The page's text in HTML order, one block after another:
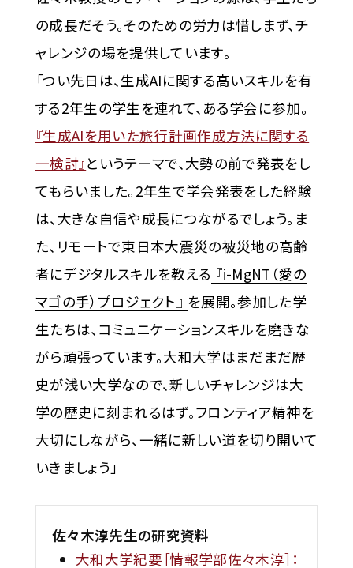
の成長だそう。そのための労力は惜しまず、チ
ャレンジの場を提供しています。
「つい先日は、生成AIに関する高いスキルを有
する2年生の学生を連れて、ある学会に参加。
『生成AIを用いた旅行計画作成方法に関する
一検討』というテーマで、大勢の前で発表をし
てもらいました。2年生で学会発表をした経験
は、大きな自信や成長につながるでしょう。ま
た、リモートで東日本大震災の被災地の高齢
者にデジタルスキルを教える 『i-MgNT（愛の
マゴの手）プロジェクト』 を展開。参加した学
生たちは、コミュニケーションスキルを磨きな
がら頑張っています。大和大学はまだまだ歴
史が浅い大学なので、新しいチャレンジは大
学の歴史に刻まれるはず。フロンティア精神を
大切にしながら、一緒に新しい道を切り開いて
いきましょう」
佐々木淳先生の研究資料
大和大学紀要［情報学部佐々木淳］：